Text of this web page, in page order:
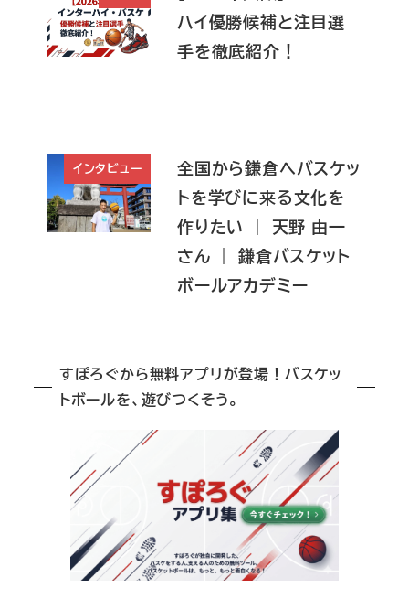
ハイ優勝候補と注目選
手を徹底紹介！
インタビュー
全国から鎌倉へバスケッ
トを学びに来る文化を
作りたい ｜ 天野 由一
さん ｜ 鎌倉バスケット
ボールアカデミー
すぽろぐから無料アプリが登場！バスケッ
トボールを、遊びつくそう。